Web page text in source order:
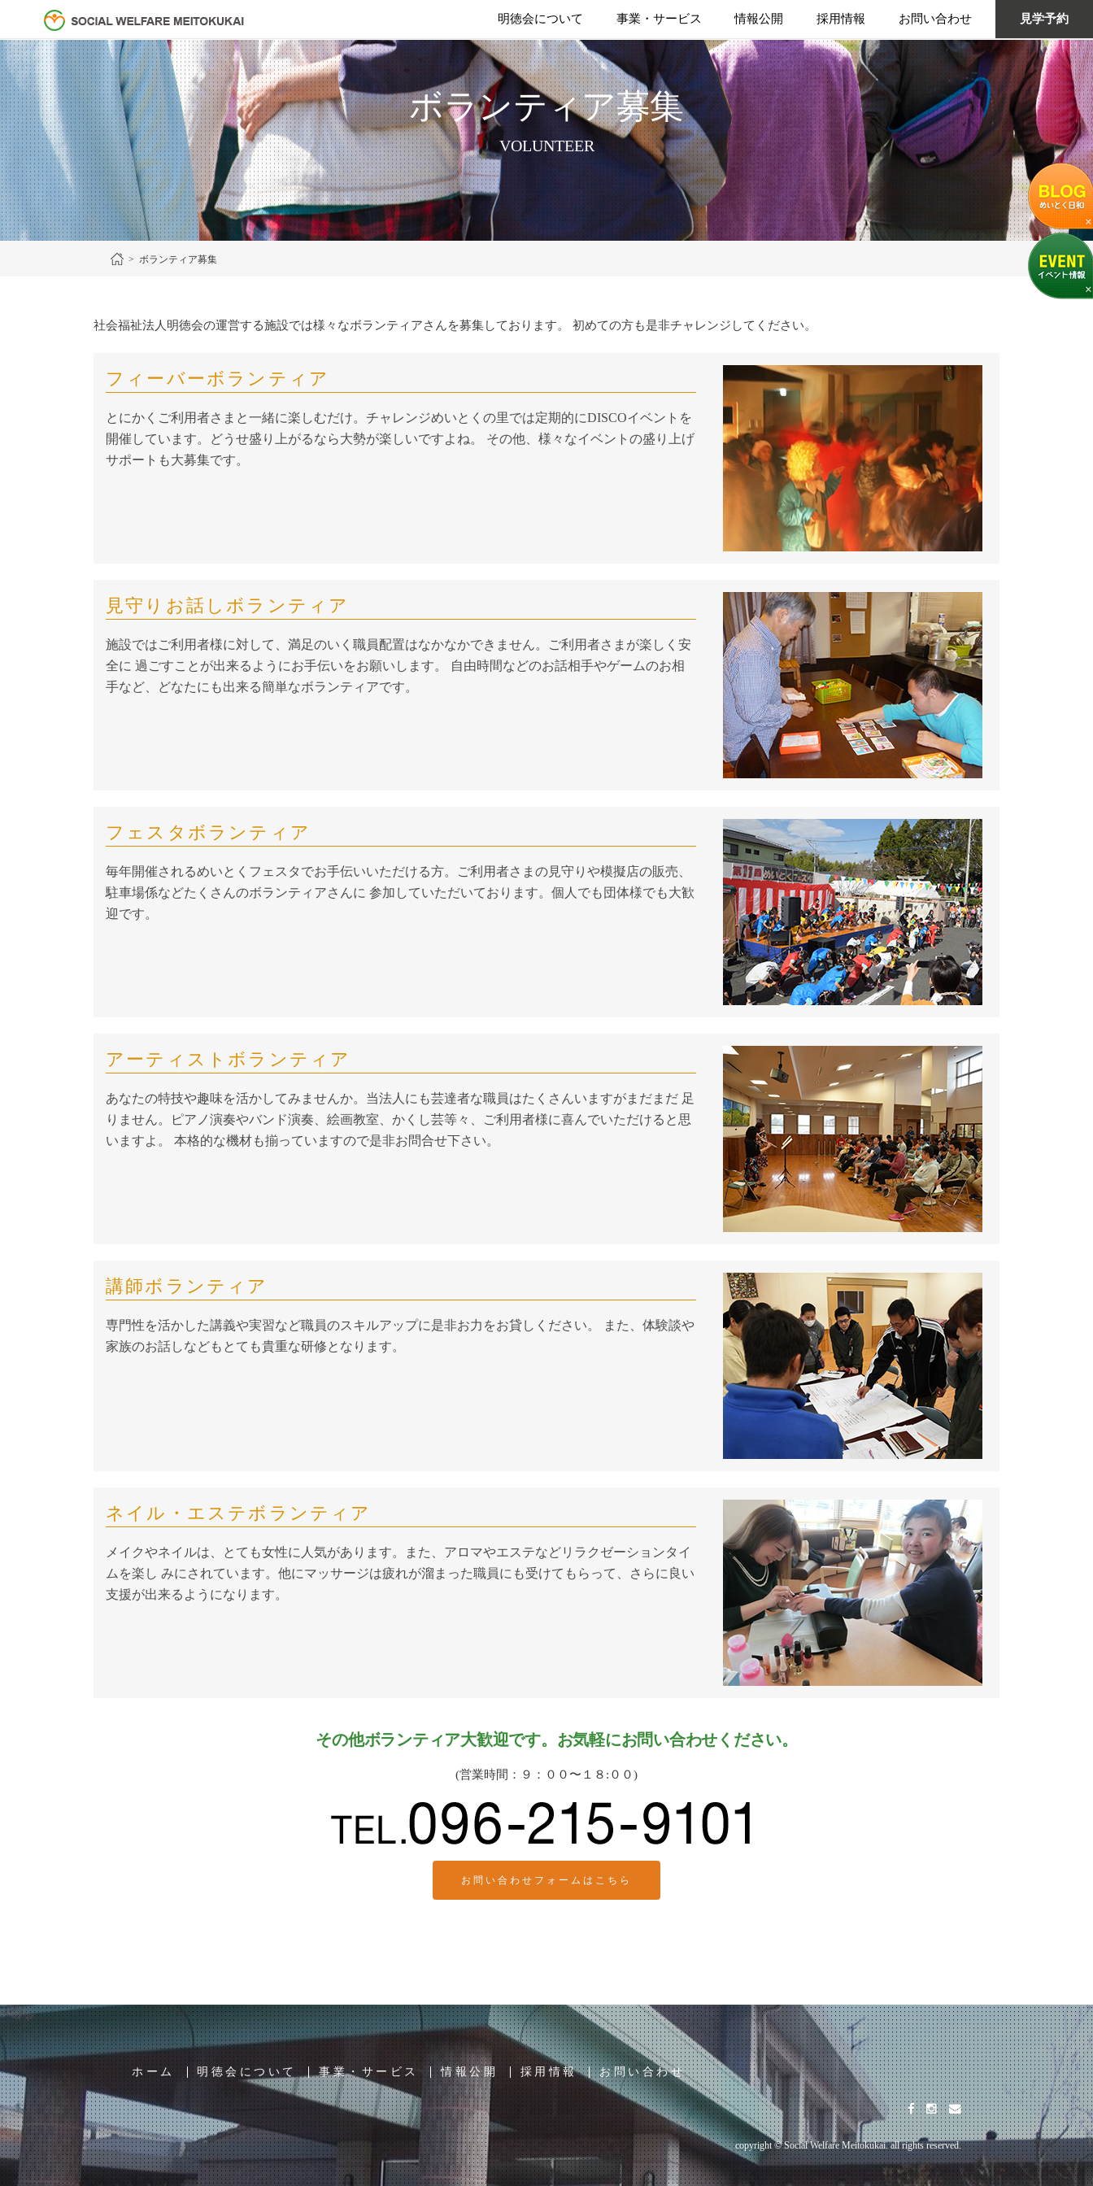
明徳会について 事業・サービス 情報公開 採用情報 お問い合わせ 見学予約
ボランティア募集
VOLUNTEER
> ボランティア募集
社会福祉法人明徳会の運営する施設では様々なボランティアさんを募集しております。 初めての方も是非チャレンジしてください。
フィーバーボランティア
とにかくご利用者さまと一緒に楽しむだけ。チャレンジめいとくの里では定期的にDISCOイベントを
開催しています。どうせ盛り上がるなら大勢が楽しいですよね。 その他、様々なイベントの盛り上げ
サポートも大募集です。
見守りお話しボランティア
施設ではご利用者様に対して、満足のいく職員配置はなかなかできません。ご利用者さまが楽しく安
全に 過ごすことが出来るようにお手伝いをお願いします。 自由時間などのお話相手やゲームのお相
手など、どなたにも出来る簡単なボランティアです。
フェスタボランティア
毎年開催されるめいとくフェスタでお手伝いいただける方。ご利用者さまの見守りや模擬店の販売、
駐車場係などたくさんのボランティアさんに 参加していただいております。個人でも団体様でも大歓
迎です。
アーティストボランティア
あなたの特技や趣味を活かしてみませんか。当法人にも芸達者な職員はたくさんいますがまだまだ 足
りません。ピアノ演奏やバンド演奏、絵画教室、かくし芸等々、ご利用者様に喜んでいただけると思
いますよ。 本格的な機材も揃っていますので是非お問合せ下さい。
講師ボランティア
専門性を活かした講義や実習など職員のスキルアップに是非お力をお貸しください。 また、体験談や
家族のお話しなどもとても貴重な研修となります。
ネイル・エステボランティア
メイクやネイルは、とても女性に人気があります。また、アロマやエステなどリラクゼーションタイ
ムを楽し みにされています。他にマッサージは疲れが溜まった職員にも受けてもらって、さらに良い
支援が出来るようになります。
その他ボランティア大歓迎です。お気軽にお問い合わせください。
(営業時間：９：００〜１８:００)
お問い合わせフォームはこちら
ホーム 明徳会について 事業・サービス 情報公開 採用情報 お問い合わせ
copyright © Social Welfare Meitokukai. all rights reserved.